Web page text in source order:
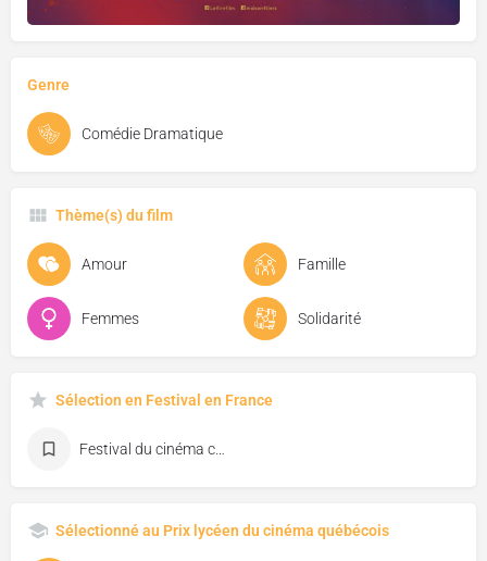
Genre
Comédie Dramatique
Thème(s) du film
Amour Famille
Femmes Solidarité
Sélection en Festival en France
Sélectionné au Prix lycéen du cinéma québécois